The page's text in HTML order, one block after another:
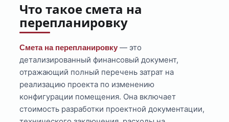
Что такое смета на
перепланировку
Смета на перепланировку — это
детализированный финансовый документ,
отражающий полный перечень затрат на
реализацию проекта по изменению
конфигурации помещения. Она включает
стоимость разработки проектной документации,